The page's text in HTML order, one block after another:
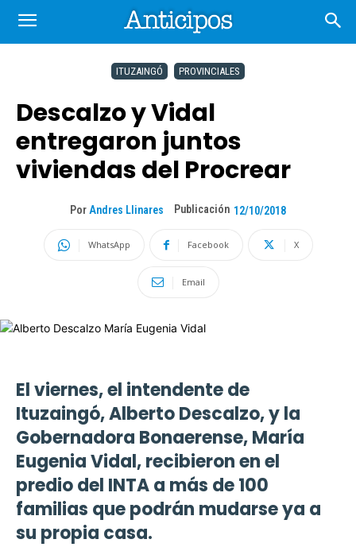
ITUZAINGÓ PROVINCIALES
Descalzo y Vidal
entregaron juntos
viviendas del Procrear
Por Andres Llinares Publicación 12/10/2018
WhatsApp Facebook X
Email
El viernes, el intendente de
Ituzaingó, Alberto Descalzo, y la
Gobernadora Bonaerense, María
Eugenia Vidal, recibieron en el
predio del INTA a más de 100
familias que podrán mudarse ya a
su propia casa.